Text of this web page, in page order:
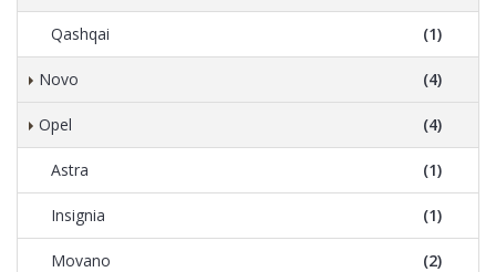
Qashqai (1)
Novo (4)
Opel (4)
Astra (1)
Insignia (1)
Movano (2)